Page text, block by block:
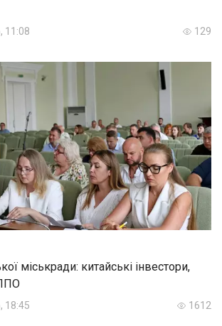
11:08 129
міськради: китайські інвестори,
18:45 1612